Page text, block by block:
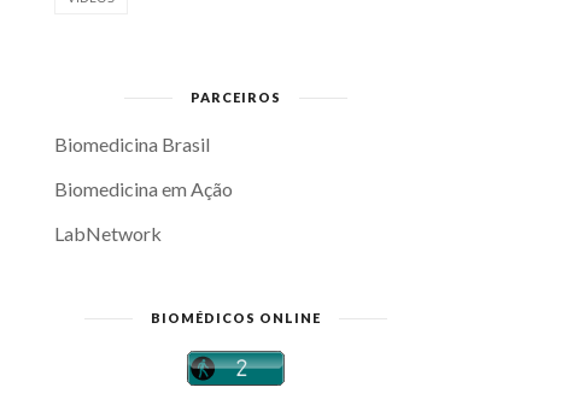
PARCEIROS
Biomedicina Brasil
Biomedicina em Ação
LabNetwork
BIOMÉDICOS ONLINE